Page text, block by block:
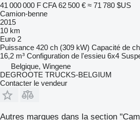
41 000 000 F CFA 62 500 € ≈ 71 780 $US
Camion-benne
2015
10 km
Euro 2
Puissance 420 ch (309 kW) Capacité de
16,2 m³ Configuration de l'essieu 6x4
Belgique, Wingene
DEGROOTE TRUCKS-BELGIUM
Contacter le vendeur
Autres marques dans la section